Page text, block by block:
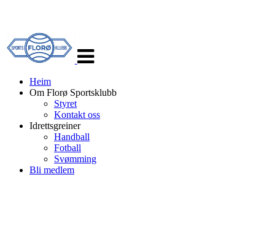
navigasjon
Heim
Om Florø Sportsklubb
Styret
Kontakt oss
Idrettsgreiner
Handball
Fotball
Svømming
Bli medlem